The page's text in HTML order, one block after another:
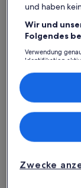
Weitere Infos
Ferien bis
Zealand
Platz für 10
9,89,8 von 10
60
(60
Weitere Infos
und haben
Wir und
Folgendes
Verwendung
Identifikation
Inhalte, Messung
Liste der
Zwecke